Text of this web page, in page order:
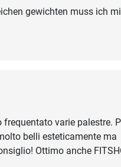
gewichten muss ich
varie palestre.
belli esteticamente ma
Ottimo anche